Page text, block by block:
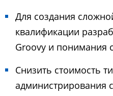
Для создания
квалификации
Groovy и понимания
Снизить стоимость
администрирования